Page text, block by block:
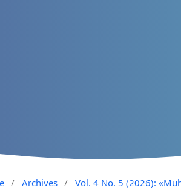
/ Archives / Vol. 4 No. 5 (2026):